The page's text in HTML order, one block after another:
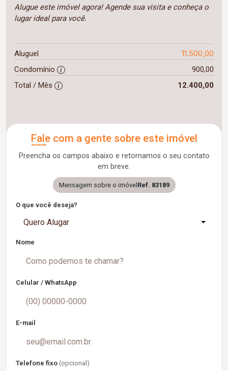
Alugue este imóvel agora! Agende sua visita e conheça o
lugar ideal para você.
Aluguel 11.500,00
Condomínio
900,00
Total / Mês
12.400,00
Fale com a gente sobre este imóvel
Preencha os campos abaixo e retornamos o seu contato
em breve.
Mensagem sobre o imóvel Ref. 83189
O que você deseja?
Quero Alugar
Nome
Celular / WhatsApp
E-mail
Telefone fixo (opcional)